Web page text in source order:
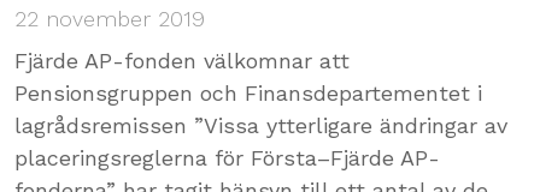
22 november 2019
Fjärde AP-fonden välkomnar att
Pensionsgruppen och Finansdepartementet i
lagrådsremissen ”Vissa ytterligare ändringar av
placeringsreglerna för Första–Fjärde AP-